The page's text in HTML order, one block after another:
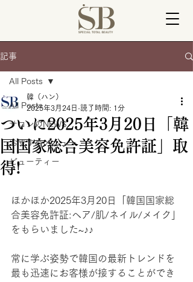
記事
All Posts
サロンのNEWS
おすすめメニュー
ビューティー
All Posts
ついに2025年3月20日「韓
国国家総合美容免許証」取
得!
韓（ハン）
2025年3月24日 読了時間: 1分
ほかほか2025年3月20日「韓国国家総
合美容免許証:ヘア/肌/ネイル/メイク」
をもらいました~♪♪
常に学ぶ姿勢で韓国の最新トレンドを
最も迅速にお客様が接することができ